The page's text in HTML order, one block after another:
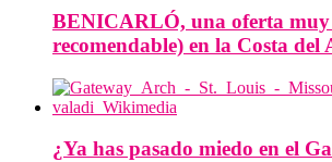
BENICARLÓ, una oferta
recomendable) en la Costa del
¿Ya has pasado miedo en el